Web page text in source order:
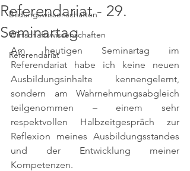
Bildungswissenschaften
Wirtschaftswissenschaften
Referendariat
Referendariat - 29.
Seminartag
Am heutigen Seminartag im
Referendariat habe ich keine neuen
Ausbildungsinhalte kennengelernt,
sondern am Wahrnehmungsabgleich
teilgenommen – einem sehr
respektvollen Halbzeitgespräch zur
Reflexion meines Ausbildungsstandes
und der Entwicklung meiner
Kompetenzen.